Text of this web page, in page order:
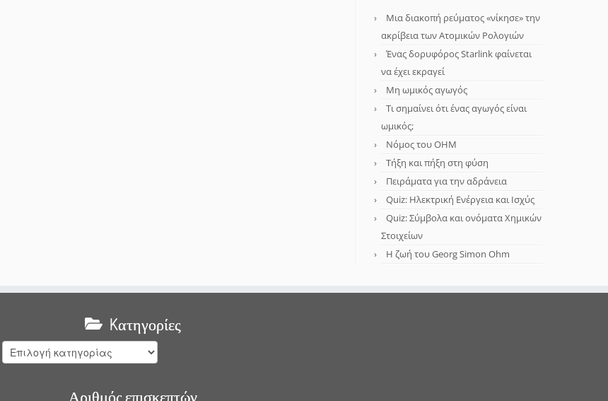
Μια διακοπή ρεύματος «νίκησε» την
ακρίβεια των Ατομικών Ρολογιών
Ένας δορυφόρος Starlink φαίνεται
να έχει εκραγεί
Μη ωμικός αγωγός
Τι σημαίνει ότι ένας αγωγός είναι
ωμικός;
Νόμος του OHM
Τήξη και πήξη στη φύση
Πειράματα για την αδράνεια
Quiz: Ηλεκτρική Ενέργεια και Ισχύς
Quiz: Σύμβολα και ονόματα Χημικών
Στοιχείων
Η ζωή του Georg Simon Ohm
Kατηγορίες
Kατηγορίες
Αριθμός επισκεπτών